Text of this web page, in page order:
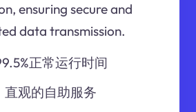
ensuring secure and
data transmission.
正常运行时间
直观的自助服务